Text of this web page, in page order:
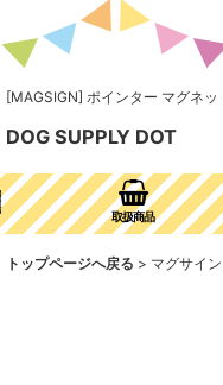
[MAGSIGN] ポインター マグネ
DOG SUPPLY DOT
取扱商品
トップページへ戻る > マグサイン